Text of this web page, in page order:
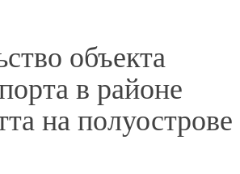
объекта
в районе
на полуострове